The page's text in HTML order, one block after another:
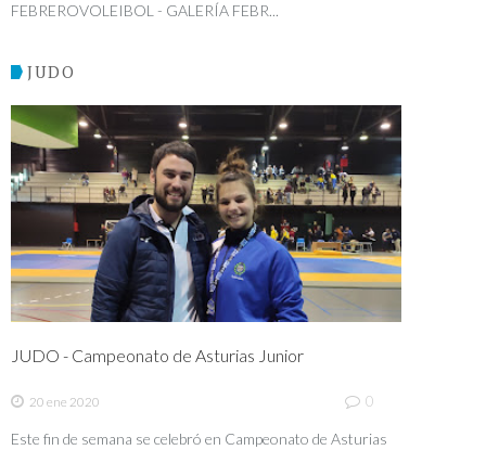
FEBREROVOLEIBOL - GALERÍA FEBR...
JUDO
JUDO - Campeonato de Asturias Junior
20 ene 2020 0
Este fin de semana se celebró en Campeonato de Asturias